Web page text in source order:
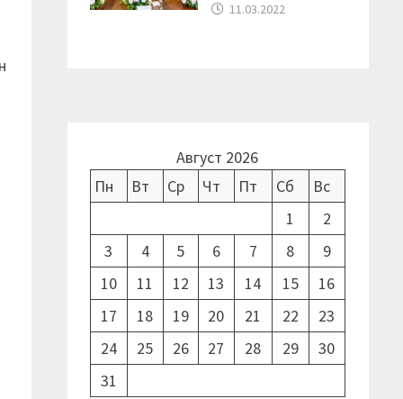
11.03.2022
Август 2026
Пн
Вт Ср Чт Пт Сб
Вс
1
2
3
4 5 6 7 8
9
10
11 12 13 14 15
16
17
18 19 20 21 22
23
24
25 26 27 28 29
30
31